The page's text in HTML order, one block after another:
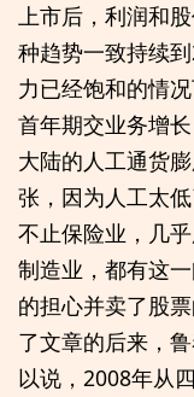
上市后，利润和
种趋势一致持续
力已经饱和的情
首年期交业务增
大陆的人工通货
张，因为人工太
不止保险业，几
制造业，都有这
的担心并卖了股
了文章的后来，
以说，2008年从